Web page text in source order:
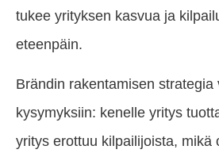
tukee yrityksen kasvua ja
eteenpäin.
Brändin rakentamisen strategia
kysymyksiin: kenelle yritys
yritys erottuu kilpailijoista, mikä